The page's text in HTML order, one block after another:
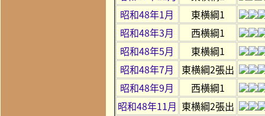
昭和48年1月
東横綱1
昭和48年3月
西横綱1
昭和48年5月
東横綱1
昭和48年7月
東横綱2張出
昭和48年9月
西横綱1
昭和48年11月 東横綱2張出